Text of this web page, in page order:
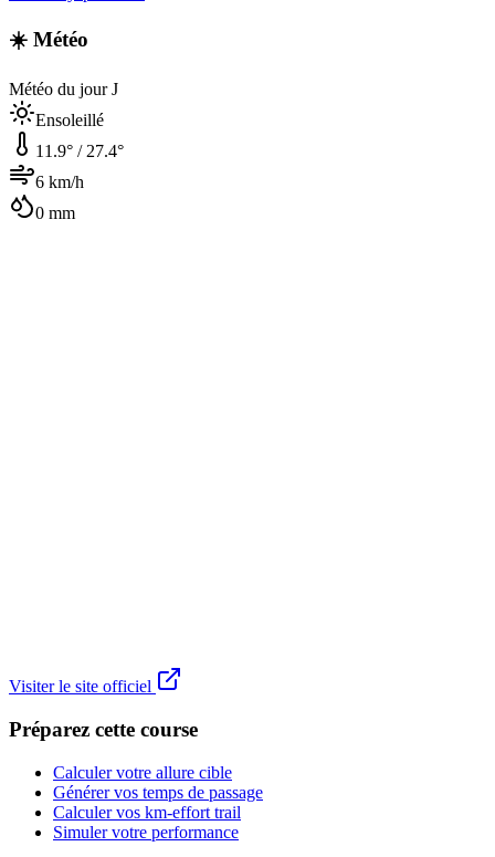
☀️ Météo
Météo du jour J
Ensoleillé
11.9° / 27.4°
6 km/h
0 mm
Visiter le site officiel
Préparez cette course
Calculer votre allure cible
Générer vos temps de passage
Calculer vos km-effort trail
Simuler votre performance